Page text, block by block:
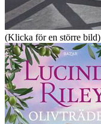
(Klicka för en större bild)